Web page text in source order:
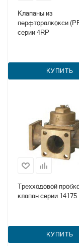
Клапаны из
перфторалкокси
серии 4RP
КУПИТЬ
Трехходовой
клапан серии 14175
КУПИТЬ